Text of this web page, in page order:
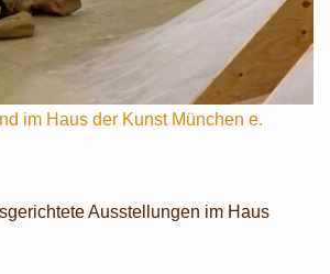
im Haus der Kunst München e.
Ausstellungen im Haus